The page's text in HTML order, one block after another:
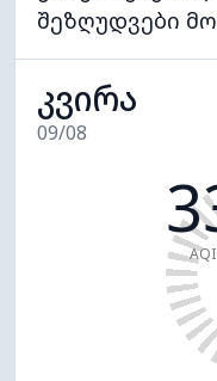
შეზღუდვები
კვირა
09/08
AQI